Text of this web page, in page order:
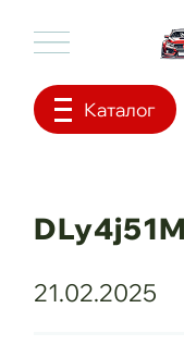
Каталог
21.02.2025